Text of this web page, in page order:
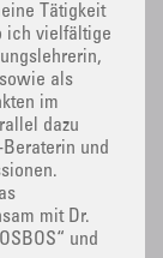
Tätigkeit
ich vielfältige
als
im
dazu
und
mit Dr.
und